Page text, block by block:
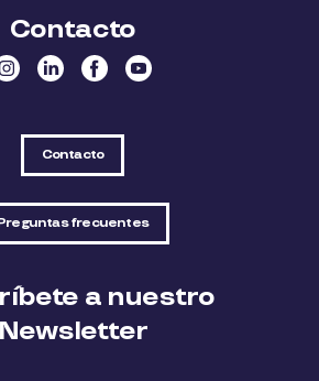
Contacto
Contacto
frecuentes
a nuestro
Newsletter